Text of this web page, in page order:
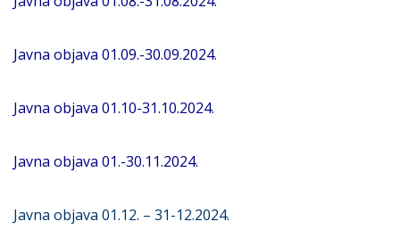
Javna objava 01.09.-30.09.2024.
Javna objava 01.10-31.10.2024.
Javna objava 01.-30.11.2024.
Javna objava 01.12. – 31-12.2024.